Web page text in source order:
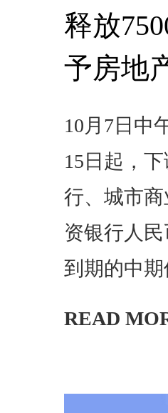
释放
予房地
10月7日中
15日起，
行、城市
资银行人
到期的中
READ